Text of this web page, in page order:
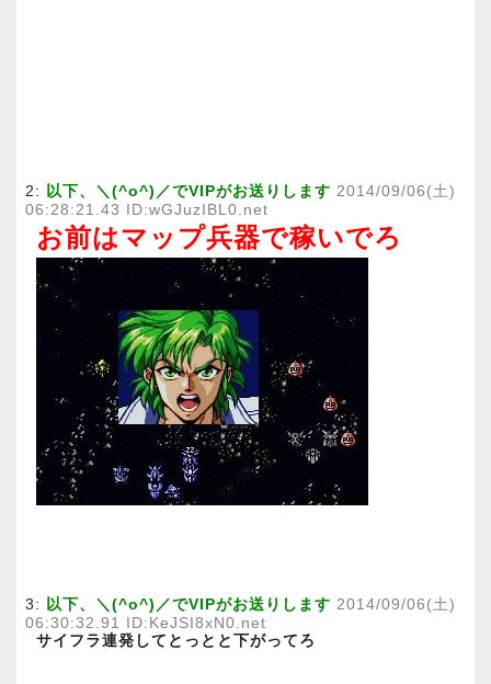
2: 以下、＼(^o^)／でVIPがお送りします 2014/09/06(土)
06:28:21.43 ID:wGJuzIBL0.net
お前はマップ兵器で稼いでろ
3: 以下、＼(^o^)／でVIPがお送りします 2014/09/06(土)
06:30:32.91 ID:KeJSI8xN0.net
サイフラ連発してとっとと下がってろ